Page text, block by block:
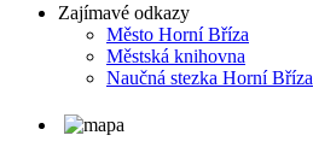
Zajímavé odkazy
Město Horní Bříza
Městská knihovna
Naučná stezka Horní Bříza